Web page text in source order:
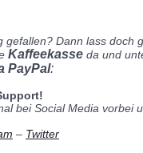
gefallen? Dann lass doch
Kaffeekasse da und
PayPal:
bei Social Media vorbei
– Twitter